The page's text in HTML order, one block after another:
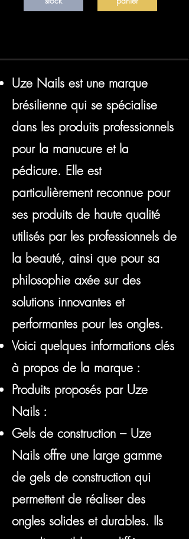
Uze Nails est une marque
brésilienne qui se spécialise
dans les produits professionnels
pour la manucure et la
pédicure. Elle est
particulièrement reconnue pour
ses produits de haute qualité
utilisés par les professionnels de
la beauté, ainsi que pour sa
philosophie axée sur des
solutions innovantes et
performantes pour les ongles.
Voici quelques informations clés
à propos de la marque :
Produits proposés par Uze
Nails :
Gels de construction – Uze
Nails offre une large gamme
de gels de construction qui
permettent de réaliser des
ongles solides et durables. Ils